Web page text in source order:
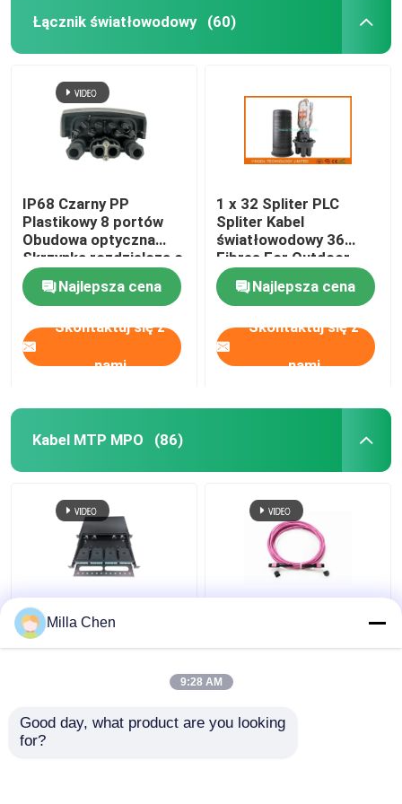
Łącznik światłowodowy (60)
IP68 Czarny PP
Plastikowy 8 portów
Obudowa optyczna
Skrzynka rozdzielcza o
średniej rozpiętości
kablaNajlepsza cena
Skontaktuj się z
nami
1 x 32 Spliter PLC
Spliter Kabel
światłowodowy 36
Fibres For Outdoor
FTTH Splitting
Najlepsza cena
Skontaktuj się z
nami
Kabel MTP MPO (86)
96 światłowodów MPO
MTP Obudowa
sieci o dużej gęstości
50/125um Elite Loss
0,35dB Fioletowa
Milla Chen
9:28 AM
Good day, what product are you looking
for?